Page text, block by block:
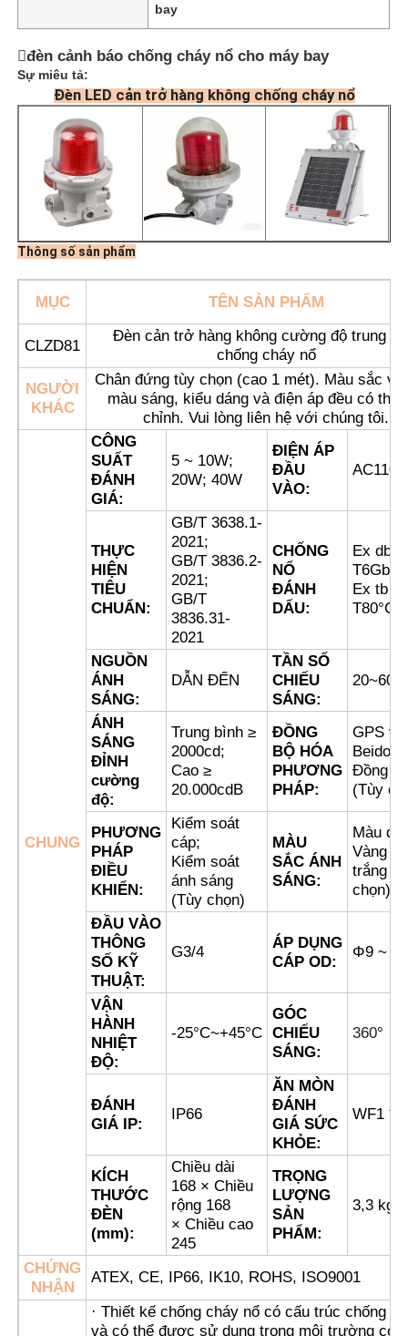
Nhà
Sản phẩm
Về chúng tôi
Tham quan nhà máy
Kiểm soát chất lượng
Liên hệ chúng tôi
Yêu cầu báo giá
Chiếu sáng chống cháy nổ
Đèn báo cháy nổ
quạt chống cháy nổ
Hộp chống nổ
công tắc chống cháy nổ
Các tuyến cáp chống nổ
phích cắm và ổ cắm chống cháy nổ
bay
đèn cảnh báo chống cháy nổ cho máy bay
Sự miêu tả:
Đèn LED cản trở hàng không chống cháy nổ
Thông số sản phẩm
MỤC TÊN SẢN PHẨM
CLZD81
Đèn cản trở hàng không cường độ trung
chống cháy nổ
NGƯỜI
KHÁC
Chân đứng tùy chọn (cao 1 mét). Màu sắc vỏ
màu sáng, kiểu dáng và điện áp đều có thể
chỉnh. Vui lòng liên hệ với chúng tôi.
CHUNG
CÔNG
SUẤT
ĐÁNH
GIÁ:
5 ~ 10W;
20W; 40W
ĐIỆN ÁP
ĐẦU
VÀO:
THỰC
HIỆN
TIÊU
CHUẨN:
GB/T 3638.1-
2021;
GB/T 3836.2-
2021;
GB/T
3836.31-
2021
CHỐNG
NỔ
ĐÁNH
DẤU:
Ex db
T6Gb;
Ex tb
T80°C
NGUỒN
ÁNH
SÁNG:
DẪN ĐẾN
TẦN SỐ
CHIẾU
SÁNG:
20~60/
ÁNH
SÁNG
ĐỈNH
cường
độ:
Trung bình ≥
2000cd;
Cao ≥
20.000cdB
ĐỒNG
BỘ HÓA
PHƯƠNG
PHÁP:
GPS
Beidou
Đồng
(Tùy
PHƯƠNG
PHÁP
ĐIỀU
KHIỂN:
Kiểm soát
cáp;
Kiểm soát
ánh sáng
(Tùy chọn)
MÀU
SẮC ÁNH
SÁNG:
Màu đỏ;
Vàng
trắng
chọn)
ĐẦU VÀO
THÔNG
SỐ KỸ
THUẬT:
G3/4
ÁP DỤNG
CÁP OD:
Φ9 ~
VẬN
HÀNH
NHIỆT
ĐỘ:
-25°C~+45°C
GÓC
CHIẾU
SÁNG:
360°
ĐÁNH
GIÁ IP:
IP66
ĂN MÒN
ĐÁNH
GIÁ SỨC
KHỎE:
WF1 *
KÍCH
THƯỚC
ĐÈN
(mm):
Chiều dài
168 × Chiều
rộng 168
× Chiều cao
245
TRỌNG
LƯỢNG
SẢN
PHẨM:
3,3 kg
CHỨNG
NHẬN
ATEX, CE, IP66, IK10, ROHS, ISO9001
· Thiết kế chống cháy nổ có cấu trúc chống
và có thể được sử dụng trong môi trường có